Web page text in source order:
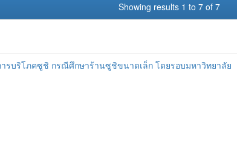
Showing results 1 to 7 of 7
ารบริโภคซูชิ กรณีศึกษาร้านซูชิขนาดเล็ก โดยรอบมหาวิทยาลัย